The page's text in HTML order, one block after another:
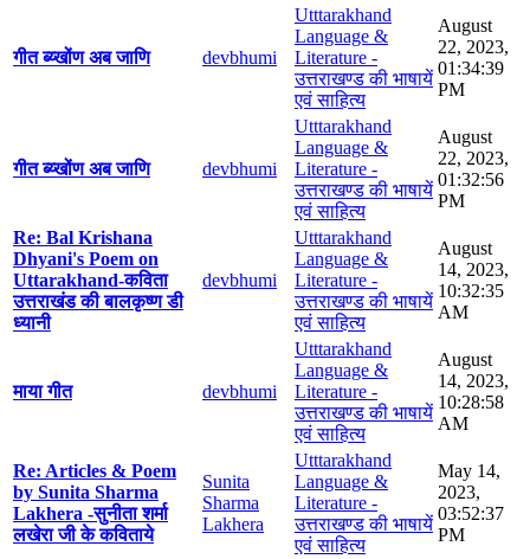
गीत ब्य्खोंण अब जाणि devbhumi
Utttarakhand
Language &
Literature -
उत्तराखण्ड की भाषायें
एवं साहित्य
August
22, 2023,
01:34:39
PM
गीत ब्य्खोंण अब जाणि devbhumi
Utttarakhand
Language &
Literature -
उत्तराखण्ड की भाषायें
एवं साहित्य
August
22, 2023,
01:32:56
PM
Re: Bal Krishana
Dhyani's Poem on
Uttarakhand-कविता
उत्तराखंड की बालकृष्ण डी
ध्यानी
devbhumi
Utttarakhand
Language &
Literature -
उत्तराखण्ड की भाषायें
एवं साहित्य
August
14, 2023,
10:32:35
AM
माया गीत devbhumi
Utttarakhand
Language &
Literature -
उत्तराखण्ड की भाषायें
एवं साहित्य
August
14, 2023,
10:28:58
AM
Re: Articles & Poem
by Sunita Sharma
Lakhera -सुनीता शर्मा
लखेरा जी के कविताये
Sunita
Sharma
Lakhera
Utttarakhand
Language &
Literature -
उत्तराखण्ड की भाषायें
एवं साहित्य
May 14,
2023,
03:52:37
PM